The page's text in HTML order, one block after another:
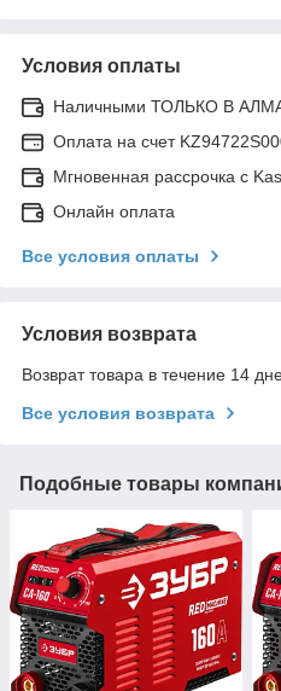
Условия оплаты
Наличными ТОЛЬКО В
Оплата на счет
Мгновенная рассрочка с
Онлайн оплата
Все условия оплаты
Условия возврата
Возврат товара в течение 14
Все условия возврата
Подобные товары